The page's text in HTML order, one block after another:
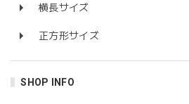
横長サイズ
正方形サイズ
SHOP INFO